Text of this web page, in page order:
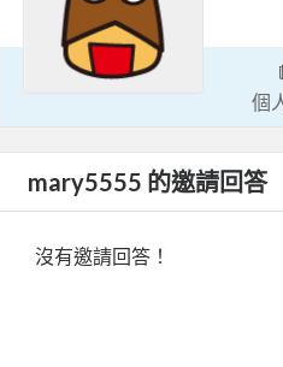
個
mary5555 的邀請回答
沒有邀請回答！